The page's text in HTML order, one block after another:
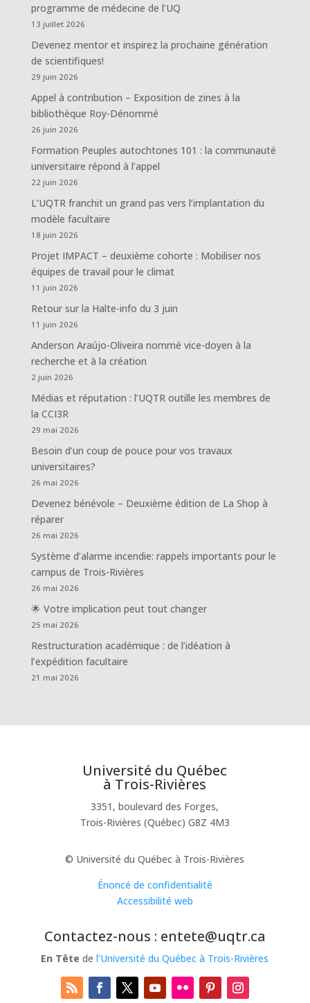
programme de médecine de l’UQ
13 juillet 2026
Devenez mentor et inspirez la prochaine génération
de scientifiques!
29 juin 2026
Appel à contribution – Exposition de zines à la
bibliothèque Roy-Dénommé
26 juin 2026
Formation Peuples autochtones 101 : la communauté
universitaire répond à l’appel
22 juin 2026
L’UQTR franchit un grand pas vers l’implantation du
modèle facultaire
18 juin 2026
Projet IMPACT – deuxième cohorte : Mobiliser nos
équipes de travail pour le climat
11 juin 2026
Retour sur la Halte-info du 3 juin
11 juin 2026
Anderson Araújo-Oliveira nommé vice-doyen à la
recherche et à la création
2 juin 2026
Médias et réputation : l’UQTR outille les membres de
la CCI3R
29 mai 2026
Besoin d’un coup de pouce pour vos travaux
universitaires?
26 mai 2026
Devenez bénévole – Deuxième édition de La Shop à
réparer
26 mai 2026
Système d’alarme incendie: rappels importants pour le
campus de Trois-Rivières
26 mai 2026
🌟 Votre implication peut tout changer
25 mai 2026
Restructuration académique : de l’idéation à
l’expédition facultaire
21 mai 2026
Université du Québec
à Trois-Rivières
3351, boulevard des Forges,
Trois-Rivières (Québec) G8Z 4M3
© Université du Québec à Trois-Rivières
Énoncé de confidentialité
Accessibilité web
Contactez-nous : entete@uqtr.ca
En Tête del’Université du Québec à Trois-Rivières